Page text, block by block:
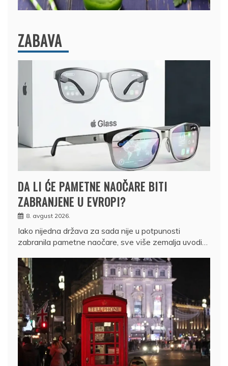
ZABAVA
DA LI ĆE PAMETNE NAOČARE BITI
ZABRANJENE U EVROPI?
8. avgust 2026.
Iako nijedna država za sada nije u potpunosti
zabranila pametne naočare, sve više zemalja uvodi…